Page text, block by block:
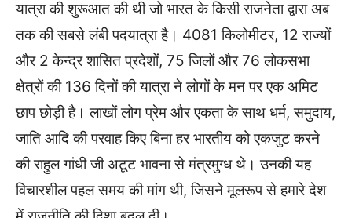
यात्रा की शुरूआत की थी जो भारत के किसी राजनेता द्वारा अब
तक की सबसे लंबी पदयात्रा है। 4081 किलोमीटर, 12 राज्यों
और 2 केन्द्र शासित प्रदेशों, 75 जिलों और 76 लोकसभा
क्षेत्रों की 136 दिनों की यात्रा ने लोगों के मन पर एक अमिट
छाप छोड़ी है। लाखों लोग प्रेम और एकता के साथ धर्म, समुदाय,
जाति आदि की परवाह किए बिना हर भारतीय को एकजुट करने
की राहुल गांधी जी अटूट भावना से मंत्रमुग्ध थे। उनकी यह
विचारशील पहल समय की मांग थी, जिसने मूलरूप से हमारे देश